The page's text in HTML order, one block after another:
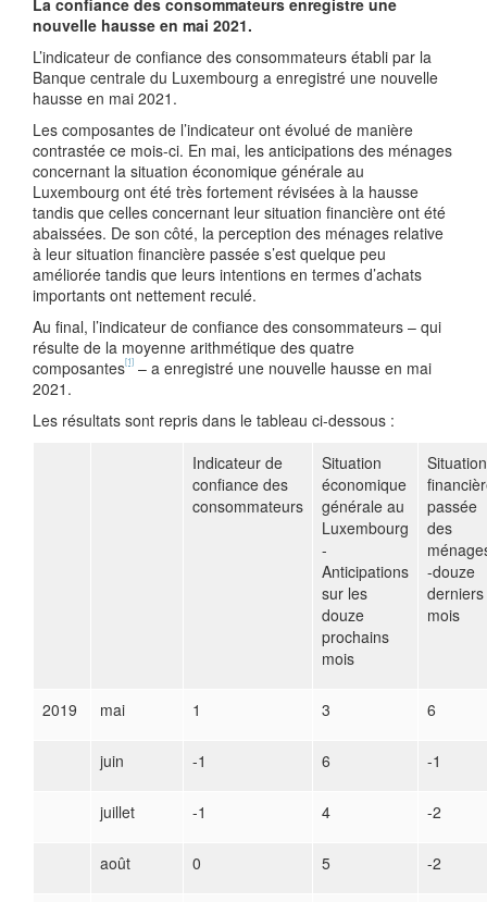
La confiance des consommateurs enregistre une
nouvelle hausse en mai 2021.
L’indicateur de confiance des consommateurs établi par la
Banque centrale du Luxembourg a enregistré une nouvelle
hausse en mai 2021.
Les composantes de l’indicateur ont évolué de manière
contrastée ce mois-ci. En mai, les anticipations des ménages
concernant la situation économique générale au
Luxembourg ont été très fortement révisées à la hausse
tandis que celles concernant leur situation financière ont été
abaissées. De son côté, la perception des ménages relative
à leur situation financière passée s’est quelque peu
améliorée tandis que leurs intentions en termes d’achats
importants ont nettement reculé.
Au final, l’indicateur de confiance des consommateurs – qui
résulte de la moyenne arithmétique des quatre
composantes[1] – a enregistré une nouvelle hausse en mai
2021.
Les résultats sont repris dans le tableau ci-dessous :
Indicateur de
confiance des
consommateurs
Situation
économique
générale au
Luxembourg
-
Anticipations
sur les
douze
prochains
mois
Situation
passée
des
-douze
derniers
mois
2019 mai 1 3 6
juin -1 6 -1
juillet -1 4 -2
août 0 5 -2